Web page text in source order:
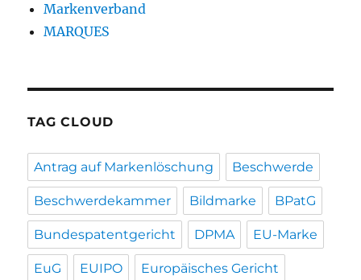
Markenverband
MARQUES
TAG CLOUD
Antrag auf Markenlöschung Beschwerde
Beschwerdekammer Bildmarke BPatG
Bundespatentgericht DPMA EU-Marke
EuG EUIPO Europäisches Gericht